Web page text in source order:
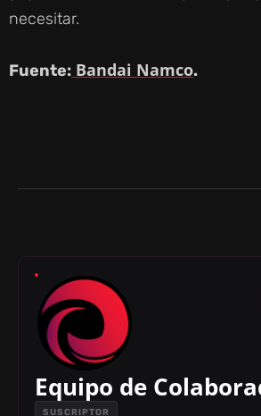
necesitar.
Fuente: Bandai Namco.
Equipo de
SUSCRIPTOR